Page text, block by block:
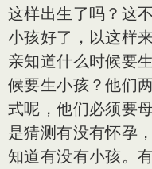
这样出生了吗？这
小孩好了，以这样
亲知道什么时候要
候要生小孩？他们
式呢，他们必须要
是猜测有没有怀孕
知道有没有小孩。